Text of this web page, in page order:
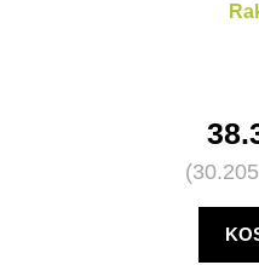
(30.205